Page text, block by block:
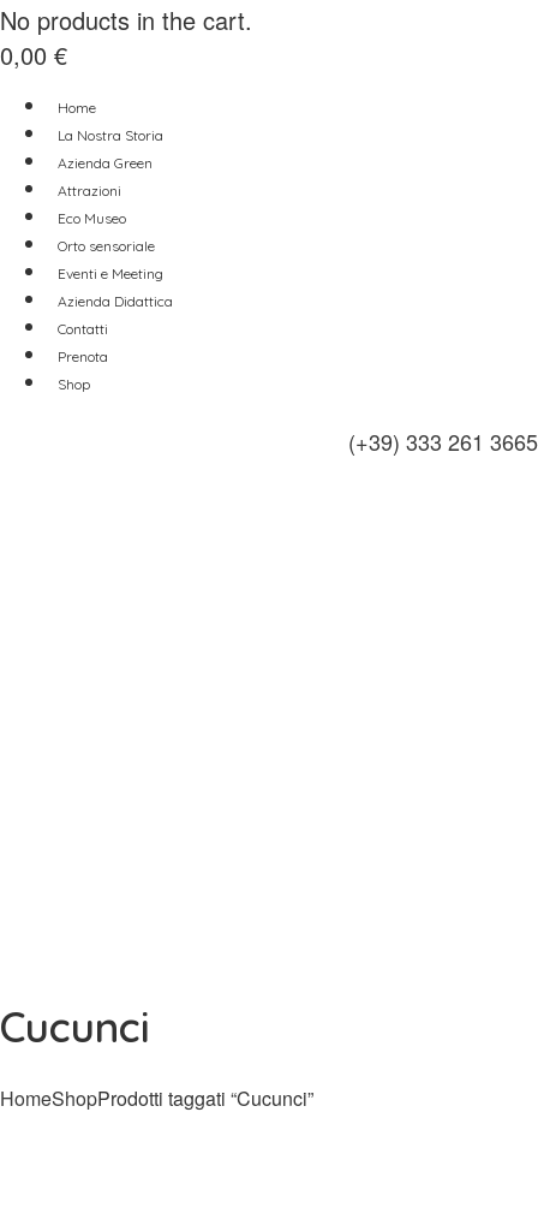
No products in the cart.
0,00 €
Home
La Nostra Storia
Azienda Green
Attrazioni
Eco Museo
Orto sensoriale
Eventi e Meeting
Azienda Didattica
Contatti
Prenota
Shop
(+39) 333 261 3665
Cucunci
HomeShopProdotti taggati “Cucunci”